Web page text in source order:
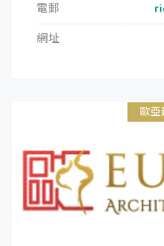
電郵
網址
歐亞